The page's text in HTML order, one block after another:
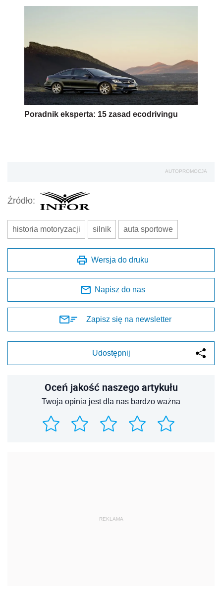
Poradnik eksperta: 15 zasad ecodrivingu
AUTOPROMOCJA
Źródło:
historia motoryzacji silnik auta sportowe
Wersja do druku
Napisz do nas
Zapisz się na newsletter
Udostępnij
Oceń jakość naszego artykułu
Twoja opinia jest dla nas bardzo ważna
REKLAMA